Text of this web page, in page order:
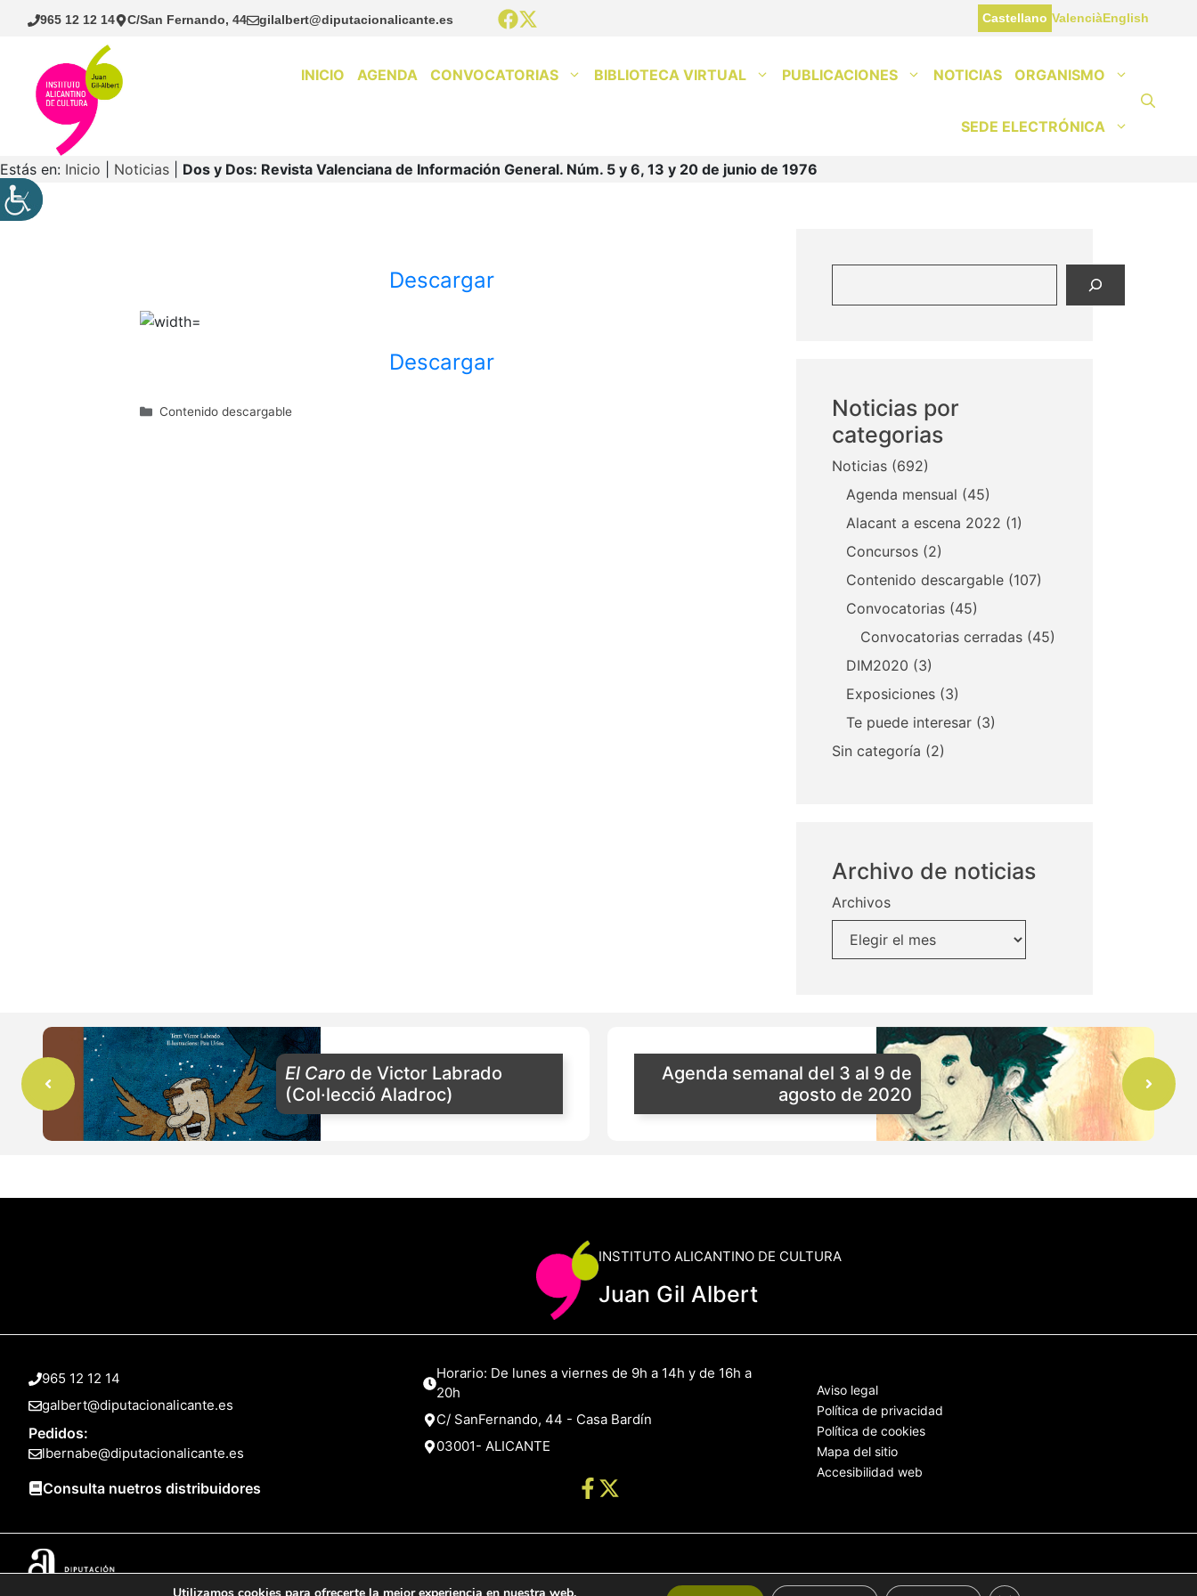
Saltar
965 12 12 14 C/San Fernando, 44 gilalbert@diputacionalicante.es Castellano ValenciàEnglish
INICIO AGENDA CONVOCATORIAS BIBLIOTECA VIRTUAL PUBLICACIONES NOTICIAS ORGANISMO
SEDE ELECTRÓNICA
Estás en: Inicio Noticias Dos y Dos: Revista Valenciana de Información General. Núm. 5 y 6, 13 y 20 de junio de 1976
Descargar
Descargar
Categorías
Contenido descargable
Noticias por
categorias
Noticias (692)
Agenda mensual (45)
Alacant a escena 2022 (1)
Concursos (2)
Contenido descargable (107)
Convocatorias (45)
Convocatorias cerradas (45)
DIM2020 (3)
Exposiciones (3)
Te puede interesar (3)
Sin categoría (2)
Archivo de noticias
Archivos
El Caro de Victor Labrado
(Col·lecció Aladroc)
Agenda semanal del 3 al 9 de
agosto de 2020
INSTITUTO ALICANTINO DE CULTURA
Juan Gil Albert
965 12 12 14
galbert@diputacionalicante.es
Pedidos:
lbernabe@diputacionalicante.es
Consulta nuetros distribuidores
Horario: De lunes a viernes de 9h a 14h y de 16h a
20h
C/ SanFernando, 44 - Casa Bardín
03001- ALICANTE
Aviso legal
Política de privacidad
Política de cookies
Mapa del sitio
Accesibilidad web
© 2025 Web desarrollada por el Servicio de Informática de Diputación de Alicante